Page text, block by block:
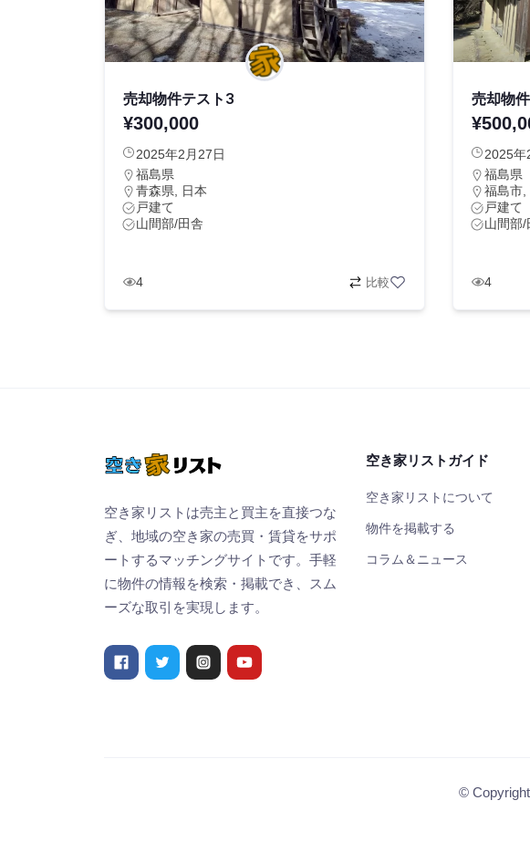
売却物件テスト3
¥300,000
2025年2月27日
福島県
青森県, 日本
戸建て
山間部/田舎
4 比較
売却物
2025年
福島県
福島市,
戸建て
山間部/
4
空き家リストは売主と買主を直接つな
ぎ、地域の空き家の売買・賃貸をサポ
ートするマッチングサイトです。手軽
に物件の情報を検索・掲載でき、スム
ーズな取引を実現します。
空き家リストガイド
空き家リストについて
物件を掲載する
コラム＆ニュース
©